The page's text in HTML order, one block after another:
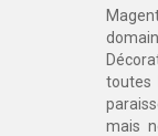
toutes
mais